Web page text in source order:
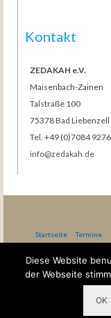
Kontakt
ZEDAKAH e.V.
Maisenbach-Zainen
Talstraße 100
75378 Bad Liebenzell
Tel. +49 (0)7084
info@zedakah.de
Startseite Termine
Datenschutzerklärung
Gottesdienste in
© 2026 ZEDAKAH -
Diese Website
der Webseite
OK